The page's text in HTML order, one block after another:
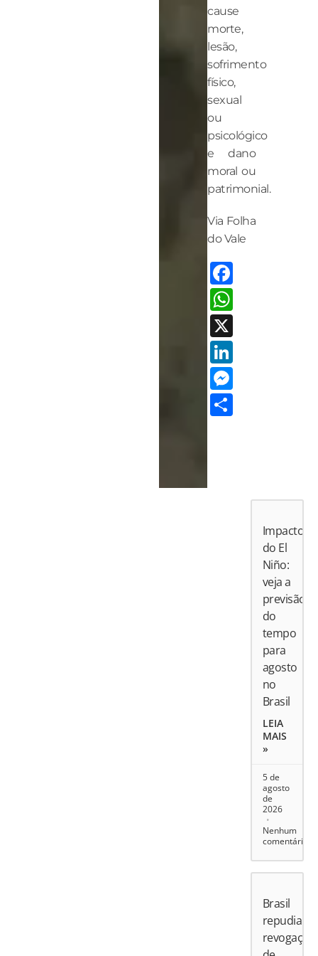
cause
morte,
lesão,
sofrimento
físico,
sexual
ou
psicológico
e dano
moral ou
patrimonial.
Via Folha
do Vale
Impactos
do El
Niño:
veja a
previsão
do
tempo
para
agosto
no
Brasil
LEIA
MAIS
»
5 de
agosto
de
2026
Nenhum
comentário
Brasil
repudia
revogação